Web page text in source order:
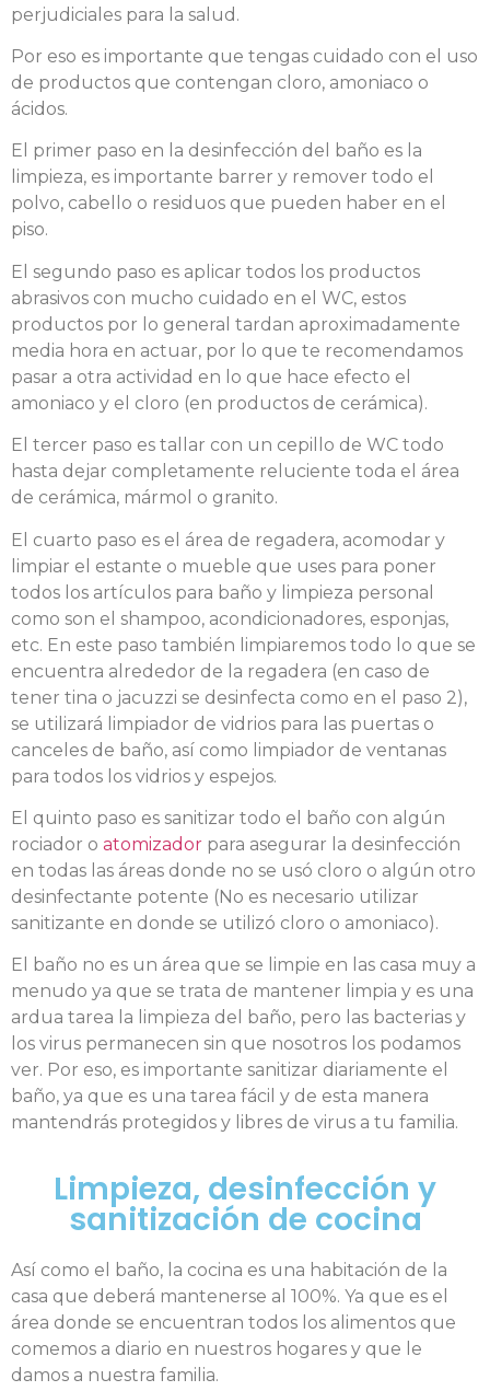
perjudiciales para la salud.
Por eso es importante que tengas cuidado con el uso
de productos que contengan cloro, amoniaco o
ácidos.
El primer paso en la desinfección del baño es la
limpieza, es importante barrer y remover todo el
polvo, cabello o residuos que pueden haber en el
piso.
El segundo paso es aplicar todos los productos
abrasivos con mucho cuidado en el WC, estos
productos por lo general tardan aproximadamente
media hora en actuar, por lo que te recomendamos
pasar a otra actividad en lo que hace efecto el
amoniaco y el cloro (en productos de cerámica).
El tercer paso es tallar con un cepillo de WC todo
hasta dejar completamente reluciente toda el área
de cerámica, mármol o granito.
El cuarto paso es el área de regadera, acomodar y
limpiar el estante o mueble que uses para poner
todos los artículos para baño y limpieza personal
como son el shampoo, acondicionadores, esponjas,
etc. En este paso también limpiaremos todo lo que se
encuentra alrededor de la regadera (en caso de
tener tina o jacuzzi se desinfecta como en el paso 2),
se utilizará limpiador de vidrios para las puertas o
canceles de baño, así como limpiador de ventanas
para todos los vidrios y espejos.
El quinto paso es sanitizar todo el baño con algún
rociador o atomizador para asegurar la desinfección
en todas las áreas donde no se usó cloro o algún otro
desinfectante potente (No es necesario utilizar
sanitizante en donde se utilizó cloro o amoniaco).
El baño no es un área que se limpie en las casa muy a
menudo ya que se trata de mantener limpia y es una
ardua tarea la limpieza del baño, pero las bacterias y
los virus permanecen sin que nosotros los podamos
ver. Por eso, es importante sanitizar diariamente el
baño, ya que es una tarea fácil y de esta manera
mantendrás protegidos y libres de virus a tu familia.
Limpieza, desinfección y
sanitización de cocina
Así como el baño, la cocina es una habitación de la
casa que deberá mantenerse al 100%. Ya que es el
área donde se encuentran todos los alimentos que
comemos a diario en nuestros hogares y que le
damos a nuestra familia.